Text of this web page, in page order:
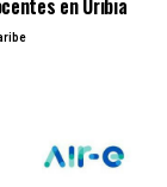
en Uribia